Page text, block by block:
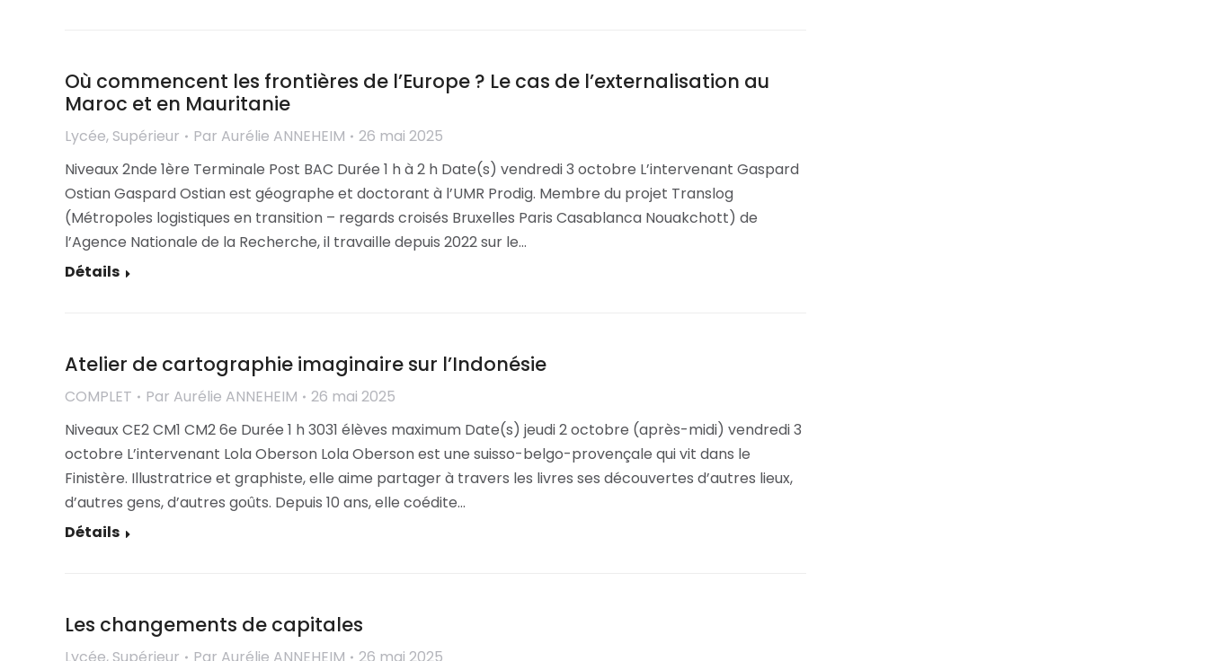
Où commencent les frontières de l’Europe ? Le cas de l’externalisation au
Maroc et en Mauritanie
Lycée, Supérieur Par Aurélie ANNEHEIM
26 mai 2025
Niveaux 2nde 1ère Terminale Post BAC Durée 1 h à 2 h Date(s) vendredi 3 octobre L’intervenant Gaspard
Ostian Gaspard Ostian est géographe et doctorant à l’UMR Prodig. Membre du projet Translog
(Métropoles logistiques en transition – regards croisés Bruxelles Paris Casablanca Nouakchott) de
l’Agence Nationale de la Recherche, il travaille depuis 2022 sur le…
Détails
Atelier de cartographie imaginaire sur l’Indonésie
COMPLET Par Aurélie ANNEHEIM
26 mai 2025
Niveaux CE2 CM1 CM2 6e Durée 1 h 3031 élèves maximum Date(s) jeudi 2 octobre (après-midi) vendredi 3
octobre L’intervenant Lola Oberson Lola Oberson est une suisso-belgo-provençale qui vit dans le
Finistère. Illustratrice et graphiste, elle aime partager à travers les livres ses découvertes d’autres lieux,
d’autres gens, d’autres goûts. Depuis 10 ans, elle coédite…
Détails
Les changements de capitales